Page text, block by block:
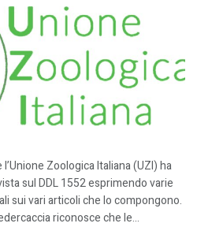
Zoologica Italiana (UZI) ha
sul DDL 1552 esprimendo varie
sui vari articoli che lo compongono.
riconosce che le...